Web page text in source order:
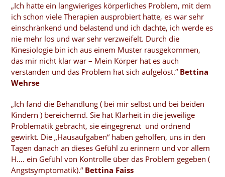
„Ich hatte ein langwieriges körperliches Problem, mit dem
ich schon viele Therapien ausprobiert hatte, es war sehr
einschränkend und belastend und ich dachte, ich werde es
nie mehr los und war sehr verzweifelt. Durch die
Kinesiologie bin ich aus einem Muster rausgekommen,
das mir nicht klar war – Mein Körper hat es auch
verstanden und das Problem hat sich aufgelöst.“ Bettina
Wehrse
„Ich fand die Behandlung ( bei mir selbst und bei beiden
Kindern ) bereichernd. Sie hat Klarheit in die jeweilige
Problematik gebracht, sie eingegrenzt und ordnend
gewirkt. Die „Hausaufgaben“ haben geholfen, uns in den
Tagen danach an dieses Gefühl zu erinnern und vor allem
H…. ein Gefühl von Kontrolle über das Problem gegeben (
Angstsymptomatik).“ Bettina Faiss